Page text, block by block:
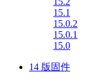
15.1
15.0.2
15.0.1
15.0
14 版固件